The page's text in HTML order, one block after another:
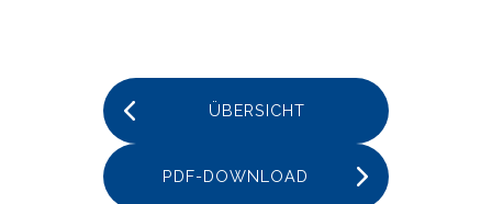
ÜBERSICHT
PDF-DOWNLOAD